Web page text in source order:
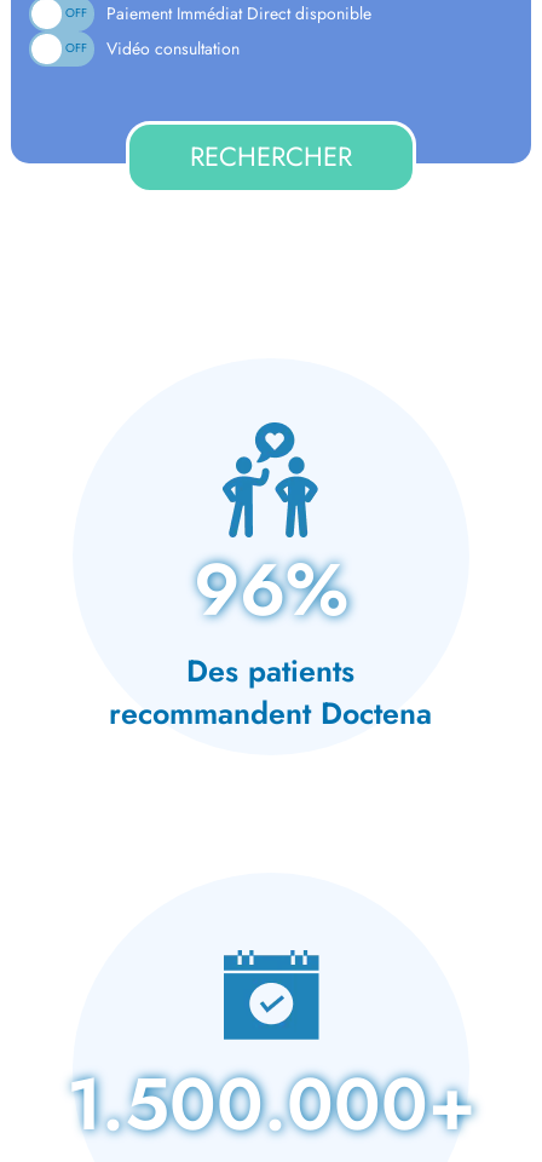
OFF Paiement Immédiat Direct disponible
OFF Vidéo consultation
RECHERCHER
96%
Des patients
recommandent Doctena
1.500.000+